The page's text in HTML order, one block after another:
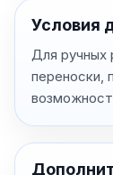
Условия
Для ручных
переноски,